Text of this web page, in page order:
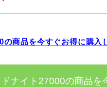
の商品を今すぐお得に購入
ドナイト27000の商品を